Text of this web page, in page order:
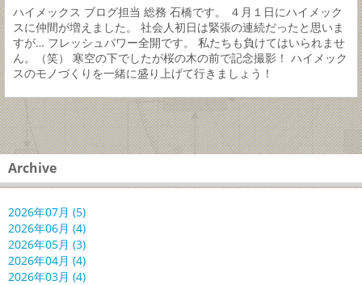
ハイメックス ブログ担当 総務 石橋です。 ４月１日にハイメック
スに仲間が増えました。 社会人初日は緊張の連続だったと思いま
すが… フレッシュパワー全開です。 私たちも負けてはいられませ
ん。（笑） 寒空の下でしたが桜の木の前で記念撮影！ ハイメック
スのモノづくりを一緒に盛り上げて行きましょう！
Archive
2026年07月 (5)
2026年06月 (4)
2026年05月 (3)
2026年04月 (4)
2026年03月 (4)